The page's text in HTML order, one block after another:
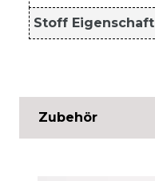
Stoff Eigenschaft
Zubehör